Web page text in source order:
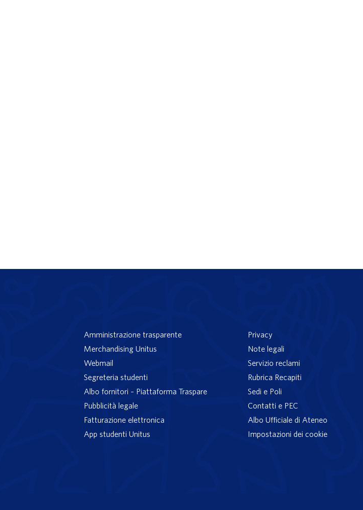
Amministrazione trasparente
Merchandising Unitus
Webmail
Segreteria studenti
Albo fornitori – Piattaforma Traspare
Pubblicità legale
Fatturazione elettronica
App studenti Unitus
Privacy
Note legali
Servizio reclami
Rubrica Recapiti
Sedi e Poli
Contatti e PEC
Albo Ufficiale di Ateneo
Impostazioni dei cookie